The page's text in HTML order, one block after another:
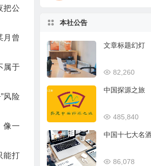
把公
月曾
属于
风险
像一
能打
本社公告
文章标题幻灯
82,260
中国探源之旅
485,840
中国十七大名
86,078